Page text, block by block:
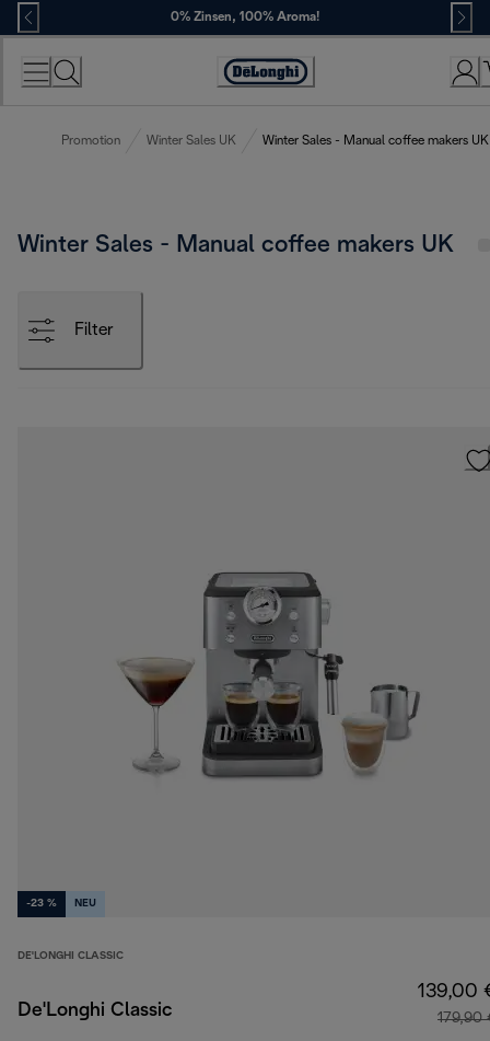
Skip
to
Content
0% Zinsen, 100% Aroma!
Erklärung
Zugänglichkeit
Promotion Winter Sales UK Winter Sales - Manual coffee makers UK
Winter Sales - Manual coffee makers UK
Filter
-23 % NEU
DE'LONGHI CLASSIC
De'Longhi Classic
139,00
179,90